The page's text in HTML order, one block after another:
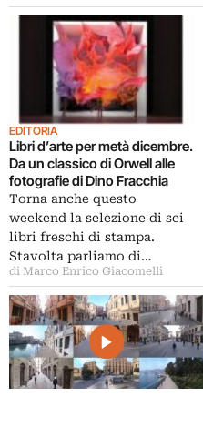
EDITORIA
Libri d’arte per metà dicembre.
Da un classico di Orwell alle
fotografie di Dino Fracchia
Torna anche questo
weekend la selezione di sei
libri freschi di stampa.
Stavolta parliamo di…
di Marco Enrico Giacomelli